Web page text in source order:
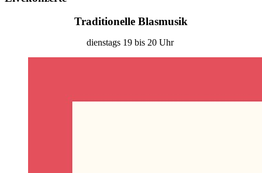
Traditionelle Blasmusik
dienstags 19 bis 20 Uhr